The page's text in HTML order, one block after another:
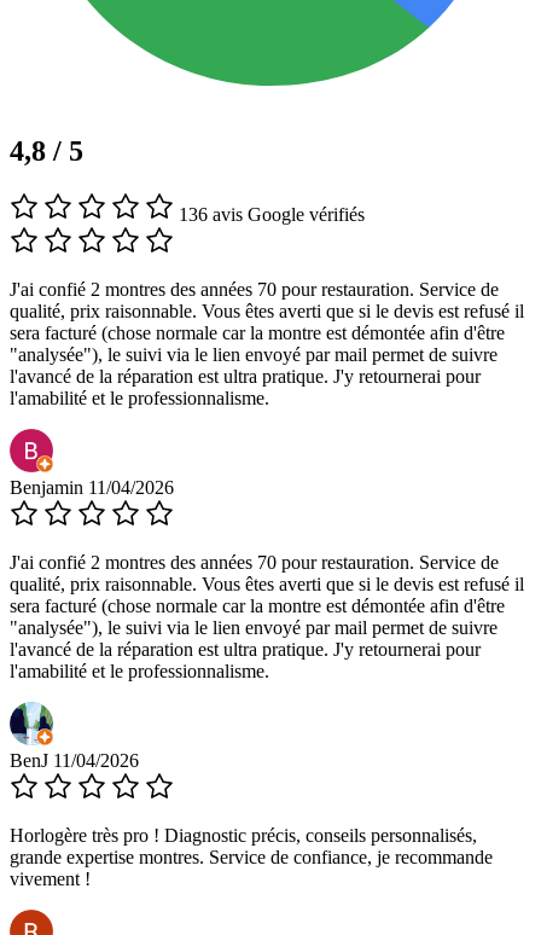
4,8 / 5
136 avis Google vérifiés
J'ai confié 2 montres des années 70 pour restauration. Service de
qualité, prix raisonnable. Vous êtes averti que si le devis est refusé il
sera facturé (chose normale car la montre est démontée afin d'être
"analysée"), le suivi via le lien envoyé par mail permet de suivre
l'avancé de la réparation est ultra pratique. J'y retournerai pour
l'amabilité et le professionnalisme.
Benjamin 11/04/2026
J'ai confié 2 montres des années 70 pour restauration. Service de
qualité, prix raisonnable. Vous êtes averti que si le devis est refusé il
sera facturé (chose normale car la montre est démontée afin d'être
"analysée"), le suivi via le lien envoyé par mail permet de suivre
l'avancé de la réparation est ultra pratique. J'y retournerai pour
l'amabilité et le professionnalisme.
BenJ 11/04/2026
Horlogère très pro ! Diagnostic précis, conseils personnalisés,
grande expertise montres. Service de confiance, je recommande
vivement !